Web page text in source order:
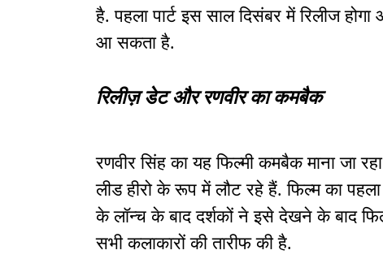
है. पहला पार्ट इस साल दिसंबर में रिलीज
आ सकता है.
रिलीज़ डेट और रणवीर का कमबैक
रणवीर सिंह का यह फिल्मी कमबैक माना जा
लीड हीरो के रूप में लौट रहे हैं. फिल्म का पहला
के लॉन्च के बाद दर्शकों ने इसे देखने के बाद
सभी कलाकारों की तारीफ की है.